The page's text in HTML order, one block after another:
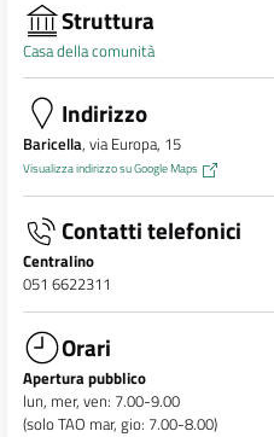
Struttura
Casa della comunità
Indirizzo
Baricella, via Europa, 15
Visualizza indirizzo su Google Maps
Contatti telefonici
Centralino
051 6622311
Orari
Apertura pubblico
lun, mer, ven: 7.00-9.00
(solo TAO mar, gio: 7.00-8.00)